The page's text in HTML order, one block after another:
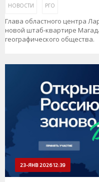
НОВОСТИ РГО
Глава областного центра
новой штаб-квартире
географического общества.
23-ЯНВ 2026 12:39